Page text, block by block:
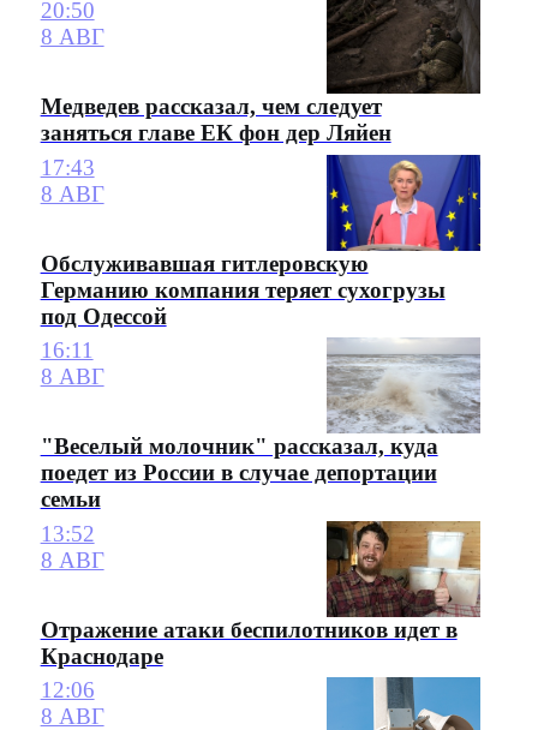
20:50
8 АВГ
Медведев рассказал, чем следует
заняться главе ЕК фон дер Ляйен
17:43
8 АВГ
Обслуживавшая гитлеровскую
Германию компания теряет сухогрузы
под Одессой
16:11
8 АВГ
"Веселый молочник" рассказал, куда
поедет из России в случае депортации
семьи
13:52
8 АВГ
Отражение атаки беспилотников идет в
Краснодаре
12:06
8 АВГ